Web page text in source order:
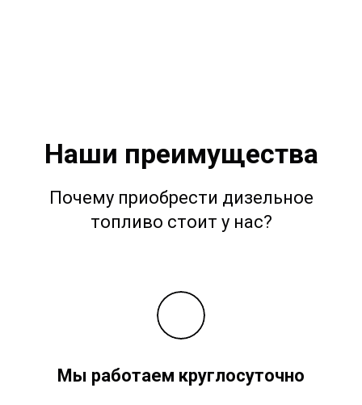
Наши преимущества
Почему приобрести дизельное
топливо стоит у нас?
Мы работаем круглосуточно